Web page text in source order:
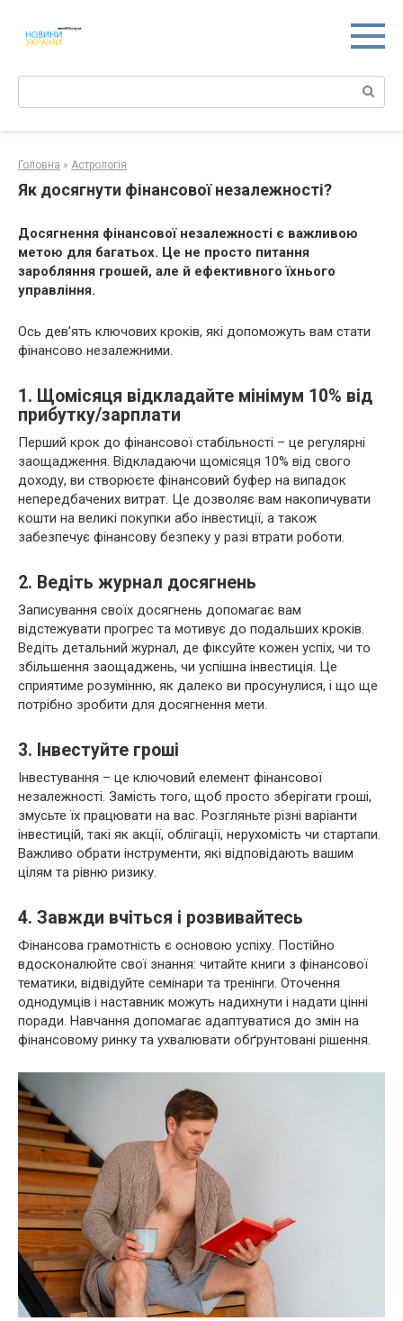
контенту
Поиск:
Головна » Астрологія
Як досягнути фінансової незалежності?
Досягнення фінансової незалежності є важливою
метою для багатьох. Це не просто питання
заробляння грошей, але й ефективного їхнього
управління.
Ось дев’ять ключових кроків, які допоможуть вам стати
фінансово незалежними.
1. Щомісяця відкладайте мінімум 10% від
прибутку/зарплати
Перший крок до фінансової стабільності – це регулярні
заощадження. Відкладаючи щомісяця 10% від свого
доходу, ви створюєте фінансовий буфер на випадок
непередбачених витрат. Це дозволяє вам накопичувати
кошти на великі покупки або інвестиції, а також
забезпечує фінансову безпеку у разі втрати роботи.
2. Ведіть журнал досягнень
Записування своїх досягнень допомагає вам
відстежувати прогрес та мотивує до подальших кроків.
Ведіть детальний журнал, де фіксуйте кожен успіх, чи то
збільшення заощаджень, чи успішна інвестиція. Це
сприятиме розумінню, як далеко ви просунулися, і що ще
потрібно зробити для досягнення мети.
3. Інвестуйте гроші
Інвестування – це ключовий елемент фінансової
незалежності. Замість того, щоб просто зберігати гроші,
змусьте їх працювати на вас. Розгляньте різні варіанти
інвестицій, такі як акції, облігації, нерухомість чи стартапи.
Важливо обрати інструменти, які відповідають вашим
цілям та рівню ризику.
4. Завжди вчіться і розвивайтесь
Фінансова грамотність є основою успіху. Постійно
вдосконалюйте свої знання: читайте книги з фінансової
тематики, відвідуйте семінари та тренінги. Оточення
однодумців і наставник можуть надихнути і надати цінні
поради. Навчання допомагає адаптуватися до змін на
фінансовому ринку та ухвалювати обґрунтовані рішення.